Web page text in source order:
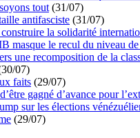
tout (31/07)
antifasciste (31/07)
la solidarité
masque le recul du niveau
une recomposition de la
07)
faits (29/07)
gagné d’avance pour
sur les élections
(29/07)